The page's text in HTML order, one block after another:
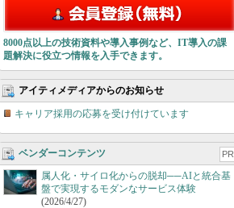
8000点以上の技術資料や導入事例など、IT導入の課
題解決に役立つ情報を入手できます。
アイティメディアからのお知らせ
キャリア採用の応募を受け付けています
ベンダーコンテンツ PR
属人化・サイロ化からの脱却──AIと統合基
盤で実現するモダンなサービス体験
(2026/4/27)